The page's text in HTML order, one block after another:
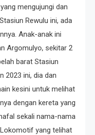
mengujungi dan
Rewulu ini, ada
Anak-anak ini
Argomulyo, sekitar 2
barat Stasiun
2023 ini, dia dan
kesini untuk melihat
dengan kereta yang
sekali nama-nama
yang telihat